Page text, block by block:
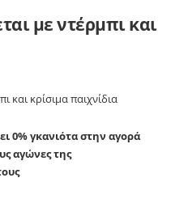
με ντέρμπι και
0% γκανιότα στην αγορά
αγώνες της